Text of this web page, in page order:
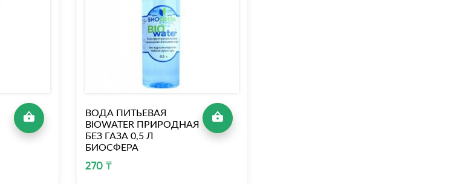
ВОДА ПИТЬЕВАЯ
BIOWATER ПРИРОДНАЯ
БЕЗ ГАЗА 0,5 Л
БИОСФЕРА
270 ₸